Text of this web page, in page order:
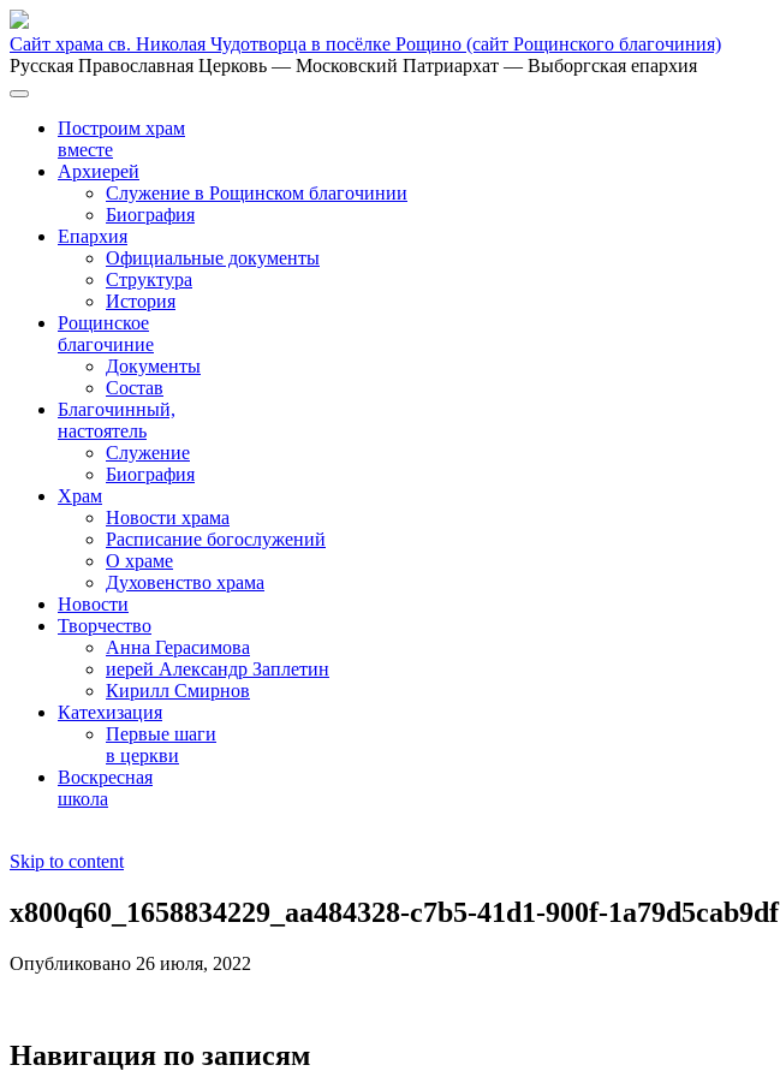
Сайт храма св. Николая Чудотворца в посёлке Рощино (сайт Рощинского благочиния)
Русская Православная Церковь — Московский Патриархат — Выборгская епархия
Построим храм
вместе
Архиерей
Служение в Рощинском благочинии
Биография
Епархия
Официальные документы
Структура
История
Рощинское
благочиние
Документы
Состав
Благочинный,
настоятель
Служение
Биография
Храм
Новости храма
Расписание богослужений
О храме
Духовенство храма
Новости
Творчество
Анна Герасимова
иерей Александр Заплетин
Кирилл Смирнов
Катехизация
Первые шаги
в церкви
Воскресная
школа
Skip to content
x800q60_1658834229_aa484328-c7b5-41d1-900f-1a79d5cab9df
Опубликовано 26 июля, 2022
Навигация по записям